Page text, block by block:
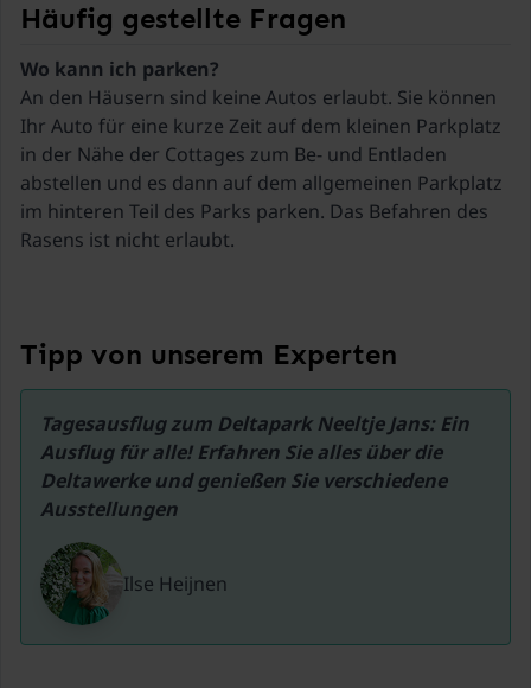
Häufig gestellte Fragen
An den Häusern sind keine Autos erlaubt. Sie können
Ihr Auto für eine kurze Zeit auf dem kleinen Parkplatz
in der Nähe der Cottages zum Be- und Entladen
abstellen und es dann auf dem allgemeinen Parkplatz
im hinteren Teil des Parks parken. Das Befahren des
Tipp von unserem Experten
Tagesausflug zum Deltapark Neeltje Jans: Ein
Ausflug für alle! Erfahren Sie alles über die
Deltawerke und genießen Sie verschiedene
Ilse Heijnen